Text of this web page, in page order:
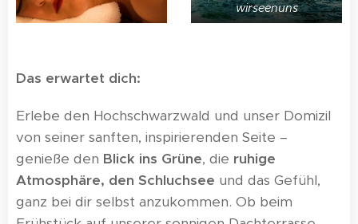
wirseenuns
Das erwartet dich:
Erlebe den Hochschwarzwald und unser Domizil
von seiner sanften, inspirierenden Seite –
genieße den Blick ins Grüne, die ruhige
Atmosphäre, den Schluchsee und das Gefühl,
ganz bei dir selbst anzukommen. Ob beim